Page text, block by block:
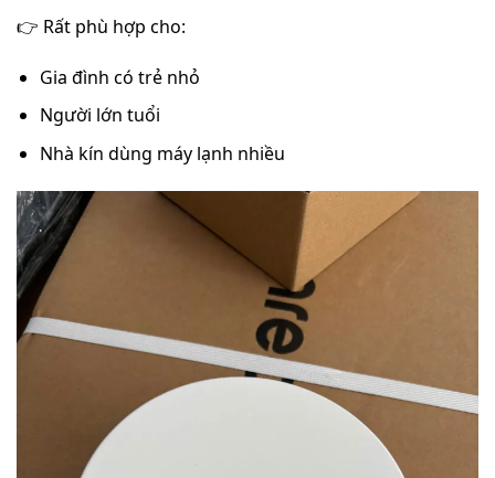
👉 Rất phù hợp cho:
Gia đình có trẻ nhỏ
Người lớn tuổi
Nhà kín dùng máy lạnh nhiều